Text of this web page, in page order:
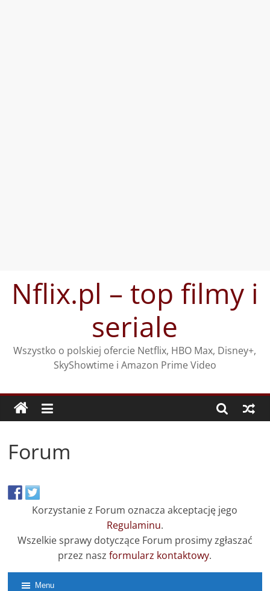
treściNflix.pl – top filmy i
seriale
Wszystko o polskiej ofercie Netflix, HBO Max, Disney+,
SkyShowtime i Amazon Prime Video
Forum
Korzystanie z Forum oznacza akceptację jego
Regulaminu.
Wszelkie sprawy dotyczące Forum prosimy zgłaszać
przez naszformularz kontaktowy.
Menu